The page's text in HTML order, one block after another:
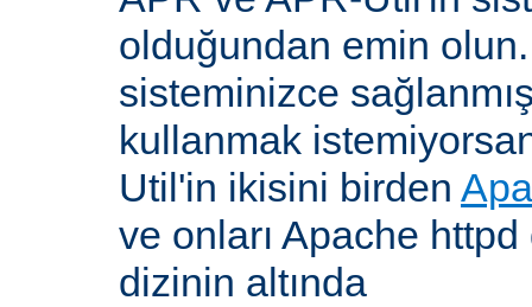
olduğundan emin
sisteminizce
kullanmak
Util'in ikisini birden
ve onları Apache httpd
dizinin altında